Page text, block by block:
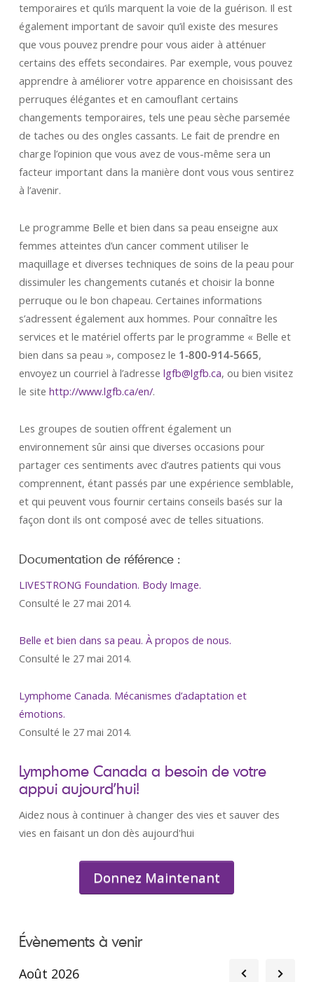
temporaires et qu’ils marquent la voie de la guérison. Il est
également important de savoir qu’il existe des mesures
que vous pouvez prendre pour vous aider à atténuer
certains des effets secondaires. Par exemple, vous pouvez
apprendre à améliorer votre apparence en choisissant des
perruques élégantes et en camouflant certains
changements temporaires, tels une peau sèche parsemée
de taches ou des ongles cassants. Le fait de prendre en
charge l’opinion que vous avez de vous-même sera un
facteur important dans la manière dont vous vous sentirez
à l’avenir.
Le programme Belle et bien dans sa peau enseigne aux
femmes atteintes d’un cancer comment utiliser le
maquillage et diverses techniques de soins de la peau pour
dissimuler les changements cutanés et choisir la bonne
perruque ou le bon chapeau. Certaines informations
s’adressent également aux hommes. Pour connaître les
services et le matériel offerts par le programme « Belle et
bien dans sa peau », composez le 1-800-914-5665,
envoyez un courriel à l’adresse lgfb@lgfb.ca, ou bien visitez
le site http://www.lgfb.ca/en/.
Les groupes de soutien offrent également un
environnement sûr ainsi que diverses occasions pour
partager ces sentiments avec d’autres patients qui vous
comprennent, étant passés par une expérience semblable,
et qui peuvent vous fournir certains conseils basés sur la
façon dont ils ont composé avec de telles situations.
Documentation de référence :
LIVESTRONG Foundation. Body Image.
Consulté le 27 mai 2014.
Belle et bien dans sa peau. À propos de nous.
Consulté le 27 mai 2014.
Lymphome Canada. Mécanismes d’adaptation et
émotions.
Consulté le 27 mai 2014.
Lymphome Canada a besoin de votre
appui aujourd’hui!
Aidez nous à continuer à changer des vies et sauver des
vies en faisant un don dès aujourd'hui
Donnez Maintenant
Évènements à venir
Août 2026